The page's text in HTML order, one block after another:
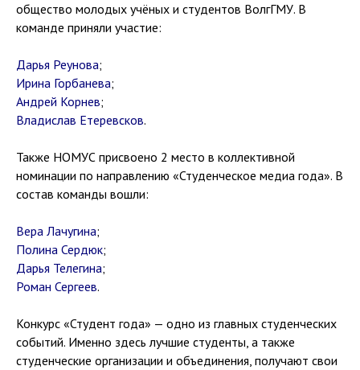
общество молодых учёных и студентов ВолгГМУ. В
команде приняли участие:
Дарья Реунова;
Ирина Горбанева;
Андрей Корнев;
Владислав Етеревсков.
Также НОМУС присвоено 2 место в коллективной
номинации по направлению «Студенческое медиа года». В
состав команды вошли:
Вера Лачугина;
Полина Сердюк;
Дарья Телегина;
Роман Сергеев.
Конкурс «Студент года» — одно из главных студенческих
событий. Именно здесь лучшие студенты, а также
студенческие организации и объединения, получают свои